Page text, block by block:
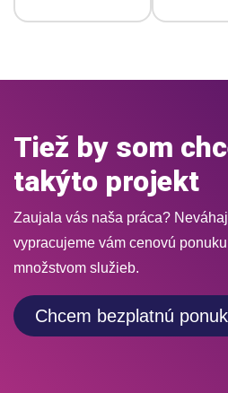
Tiež by som
takýto projekt
Zaujala vás naša práca?
vypracujeme vám cenovú
množstvom služieb.
Chcem bezplatnú